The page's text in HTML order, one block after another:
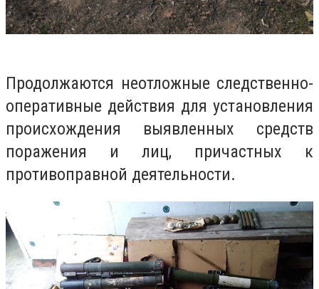
Продолжаются неотложные следственно-
оперативные действия для установления
происхождения выявленных средств
поражения и лиц, причастных к
противоправной деятельности.